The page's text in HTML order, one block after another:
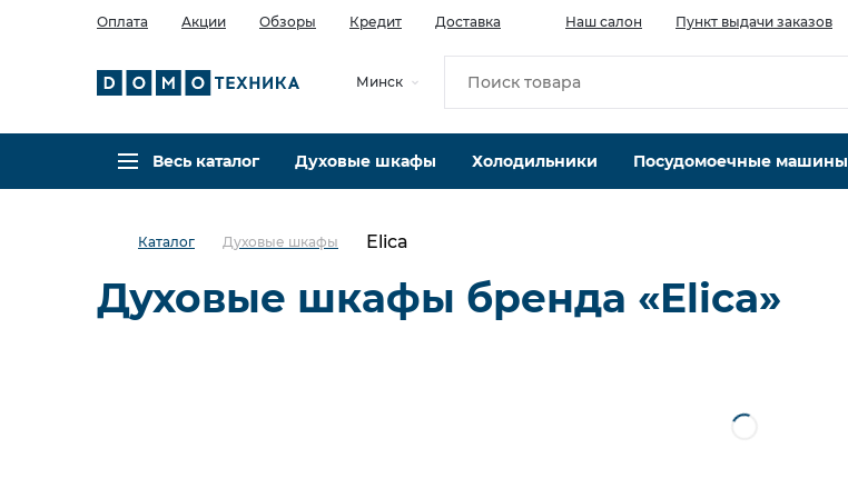
Оплата Акции Обзоры Кредит Доставка Наш салон Пункт выдачи заказов
Минск
Весь каталог Духовые шкафы Холодильники Посудомоечные машины
Каталог Духовые шкафы Elica
Духовые шкафы бренда «Elica»